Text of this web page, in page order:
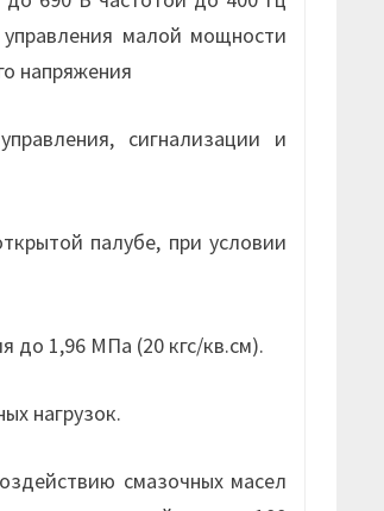
малой мощности
напряжения
сигнализации и
палубе, при условии
до 1,96 МПа (20 кгс/кв.см).
нагрузок.
смазочных масел